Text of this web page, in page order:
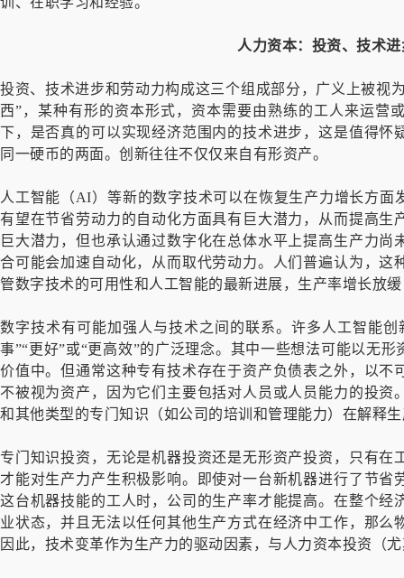
人力资本： 投资、技术
投资、技术进步和劳动力构成这三个组成部分，广义上被视
西”，某种有形的资本形式，资本需要由熟练的工人来运营
下，是否真的可以实现经济范围内的技术进步，这是值得
同一硬币的两面。创新往往不仅仅来自有形资产。
人工智能（AI）等新的数字技术可以在恢复生产力增长方
有望在节省劳动力的自动化方面具有巨大潜力，从而提高
巨大潜力，但也承认通过数字化在总体水平上提高生产力
合可能会加速自动化，从而取代劳动力。人们普遍认为，
管数字技术的可用性和人工智能的最新进展，生产率增长放
数字技术有可能加强人与技术之间的联系。许多人工智能
事”“更好”或“更高效”的广泛理念。其中一些想法可能以无
价值中。但通常这种专有技术存在于资产负债表之外，以
不被视为资产，因为它们主要包括对人员或人员能力的投
和其他类型的专门知识（如公司的培训和管理能力）在解释
专门知识投资，无论是机器投资还是无形资产投资，只有
才能对生产力产生积极影响。即使对一台新机器进行了节
这台机器技能的工人时，公司的生产率才能提高。在整个
业状态，并且无法以任何其他生产方式在经济中工作，那
因此，技术变革作为生产力的驱动因素，与人力资本投资（